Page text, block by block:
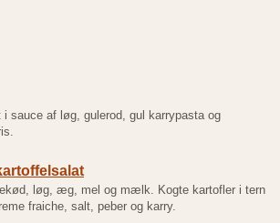
sauce af løg, gulerod, gul karrypasta og
løg, æg, mel og mælk. Kogte kartofler i tern
fraiche, salt, peber og karry.